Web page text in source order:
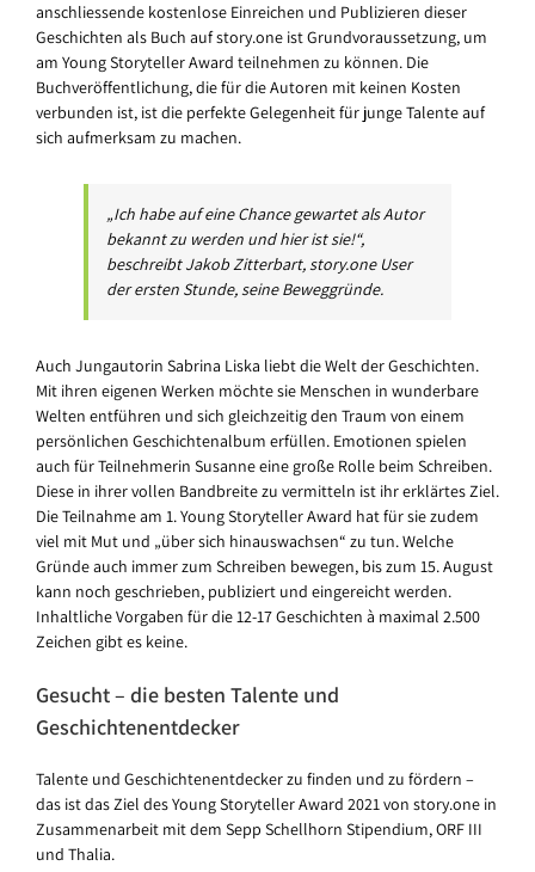
anschliessende kostenlose Einreichen und Publizieren dieser
Geschichten als Buch auf story.one ist Grundvoraussetzung, um
am Young Storyteller Award teilnehmen zu können. Die
Buchveröffentlichung, die für die Autoren mit keinen Kosten
verbunden ist, ist die perfekte Gelegenheit für junge Talente auf
sich aufmerksam zu machen.
„Ich habe auf eine Chance gewartet als Autor
bekannt zu werden und hier ist sie!“,
beschreibt Jakob Zitterbart, story.one User
der ersten Stunde, seine Beweggründe.
Auch Jungautorin Sabrina Liska liebt die Welt der Geschichten.
Mit ihren eigenen Werken möchte sie Menschen in wunderbare
Welten entführen und sich gleichzeitig den Traum von einem
persönlichen Geschichtenalbum erfüllen. Emotionen spielen
auch für Teilnehmerin Susanne eine große Rolle beim Schreiben.
Diese in ihrer vollen Bandbreite zu vermitteln ist ihr erklärtes Ziel.
Die Teilnahme am 1. Young Storyteller Award hat für sie zudem
viel mit Mut und „über sich hinauswachsen“ zu tun. Welche
Gründe auch immer zum Schreiben bewegen, bis zum 15. August
kann noch geschrieben, publiziert und eingereicht werden.
Inhaltliche Vorgaben für die 12-17 Geschichten à maximal 2.500
Zeichen gibt es keine.
Gesucht – die besten Talente und
Geschichtenentdecker
Talente und Geschichtenentdecker zu finden und zu fördern –
das ist das Ziel des Young Storyteller Award 2021 von story.one in
Zusammenarbeit mit dem Sepp Schellhorn Stipendium, ORF III
und Thalia.